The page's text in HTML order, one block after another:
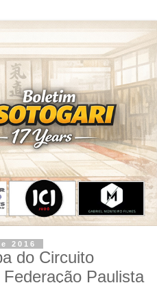
2016
do Circuito
Paulista